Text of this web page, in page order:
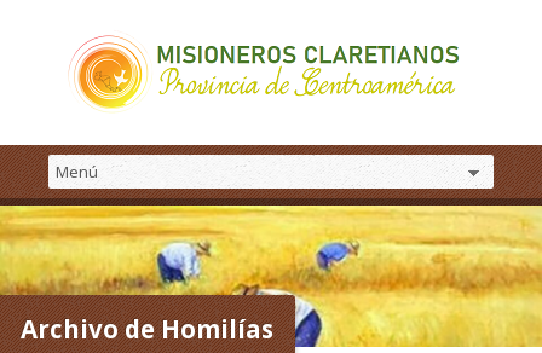
Archivo de Homilías